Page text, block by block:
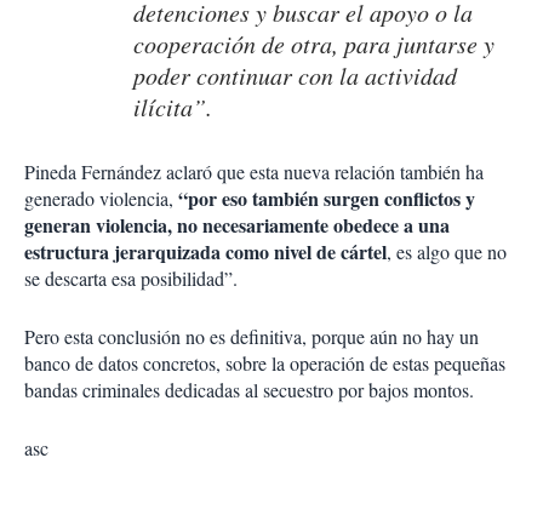
detenciones y buscar el apoyo o la
cooperación de otra, para juntarse y
poder continuar con la actividad
ilícita”.
Pineda Fernández aclaró que esta nueva relación también ha
generado violencia, “por eso también surgen conflictos y
generan violencia, no necesariamente obedece a una
estructura jerarquizada como nivel de cártel, es algo que no
se descarta esa posibilidad”.
Pero esta conclusión no es definitiva, porque aún no hay un
banco de datos concretos, sobre la operación de estas pequeñas
bandas criminales dedicadas al secuestro por bajos montos.
asc